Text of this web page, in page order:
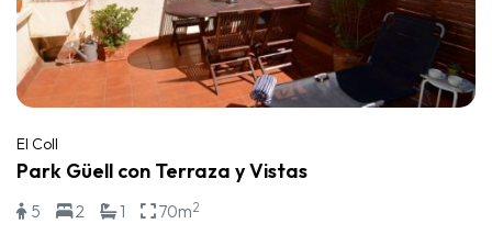
El Coll
Park Güell con Terraza y Vistas
5 2 1 70m2